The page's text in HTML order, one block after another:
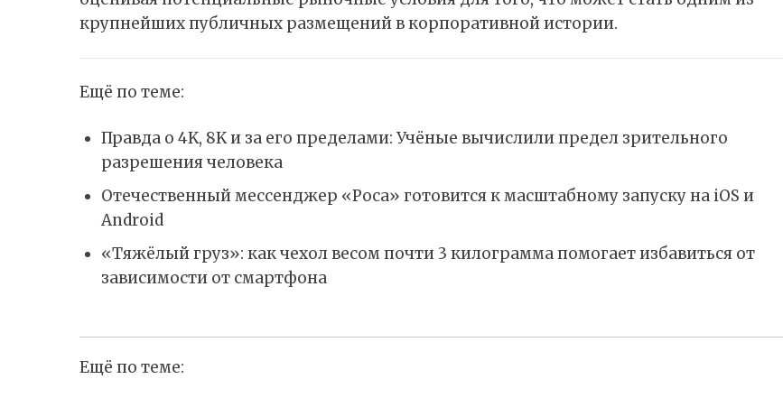
крупнейших публичных размещений в корпоративной истории.
Ещё по теме:
Правда о 4K, 8K и за его пределами: Учёные вычислили предел зрительного
разрешения человека
Отечественный мессенджер «Роса» готовится к масштабному запуску на iOS и
Android
«Тяжёлый груз»: как чехол весом почти 3 килограмма помогает избавиться от
зависимости от смартфона
Ещё по теме: